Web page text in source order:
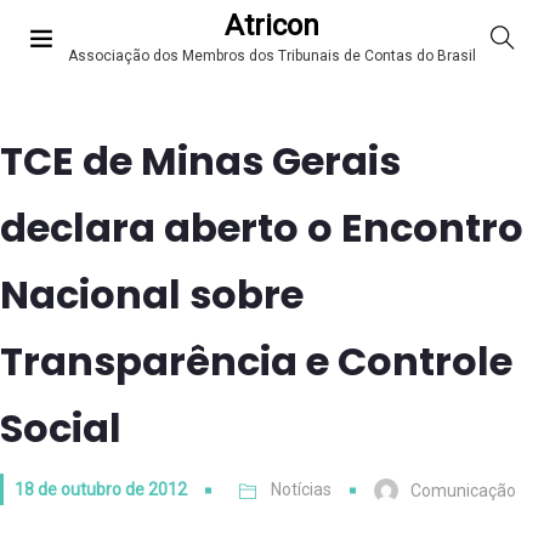
Atricon
Associação dos Membros dos Tribunais de Contas do Brasil
TCE de Minas Gerais
declara aberto o Encontro
Nacional sobre
Transparência e Controle
Social
18 de outubro de 2012 Notícias Comunicação